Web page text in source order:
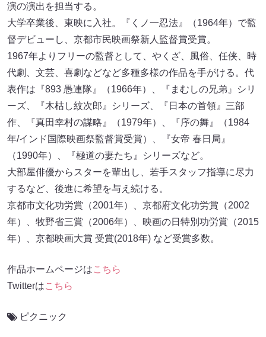
演の演出を担当する。
大学卒業後、東映に入社。『くノ一忍法』（1964年）で監
督デビューし、京都市民映画祭新人監督賞受賞。
1967年よりフリーの監督として、やくざ、風俗、任侠、時
代劇、文芸、喜劇などなど多種多様の作品を手がける。代
表作は『893 愚連隊』（1966年）、『まむしの兄弟』シリ
ーズ、『木枯し紋次郎』シリーズ、『日本の首領』三部
作、『真田幸村の謀略』（1979年）、『序の舞』（1984
年/インド国際映画祭監督賞受賞）、『女帝 春日局』
（1990年）、『極道の妻たち』シリーズなど。
大部屋俳優からスターを輩出し、若手スタッフ指導に尽力
するなど、後進に希望を与え続ける。
京都市文化功労賞（2001年）、京都府文化功労賞（2002
年）、牧野省三賞（2006年）、映画の日特別功労賞（2015
年）、京都映画大賞 受賞(2018年) など受賞多数。
作品ホームページはこちら
Twitterはこちら
ピクニック